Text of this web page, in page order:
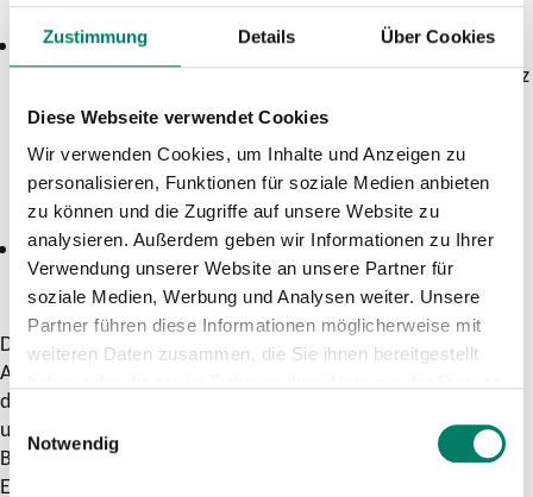
Zustimmung Details Über Cookies
Diese Webseite verwendet Cookies
Wir verwenden Cookies, um Inhalte und Anzeigen zu
personalisieren, Funktionen für soziale Medien anbieten
zu können und die Zugriffe auf unsere Website zu
analysieren. Außerdem geben wir Informationen zu Ihrer
Verwendung unserer Website an unsere Partner für
soziale Medien, Werbung und Analysen weiter. Unsere
Partner führen diese Informationen möglicherweise mit
weiteren Daten zusammen, die Sie ihnen bereitgestellt
Notwendig
S 12:Die Mehrheit der Züge wird zwischen Köln-Ehrenfeld
und Köln Hauptbahnhof sowie zwischen Köln Messe/Deutz
Köln Trimbornstraße, Köln Airport-Businesspark und Köln
Steinstraße entfallen. Ein Teil der Züge entfällt zudem auf
weiteren Teilstrecken oder dem gesamten Laufweg.
S 19:Die Züge fallen zwischen Köln Messe/Deutz und Köln
Frankfurter Straße aus. Als Ersatz verkehren Busse im
Schienenersatzverkehr.
Die Fahrplanänderungen sind in den Online-
Auskunftssystemen enthalten und werden über Aushänge an
den Bahnsteigen bekannt gegeben. Außerdem sind sie
unter
, über die App „DB
Bauarbeiten“ und unter
abrufbar. Trotz des
Einsatzes modernster Arbeitsgeräte ist Baulärm leider nicht